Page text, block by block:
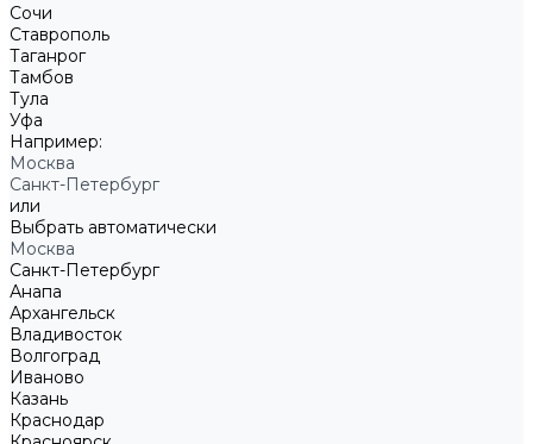
Сочи
Ставрополь
Таганрог
Тамбов
Тула
Уфа
Например:
Москва
Санкт-Петербург
или
Выбрать автоматически
Москва
Санкт-Петербург
Анапа
Архангельск
Владивосток
Волгоград
Иваново
Казань
Краснодар